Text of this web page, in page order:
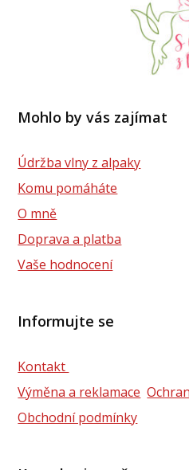
Mohlo by vás zajímat
Údržba vlny z alpaky
Komu pomáháte
O mně
Doprava a platba
Vaše hodnocení
Informujte se
Kontakt
Výměna a reklamace
Obchodní podmínky